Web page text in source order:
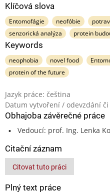
Klíčová slova
Entomofágie neofóbie
senzorická analýza
protein
Keywords
neophobia novel food
protein of the future
Jazyk práce: čeština
Datum vytvoření / odevzdání
Obhajoba závěrečné práce
Vedoucí: prof. Ing. Lenka
Citační záznam
Citovat tuto práci
Plný text práce